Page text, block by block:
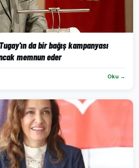
da bir bağış kampanyası
memnun eder
Oku →